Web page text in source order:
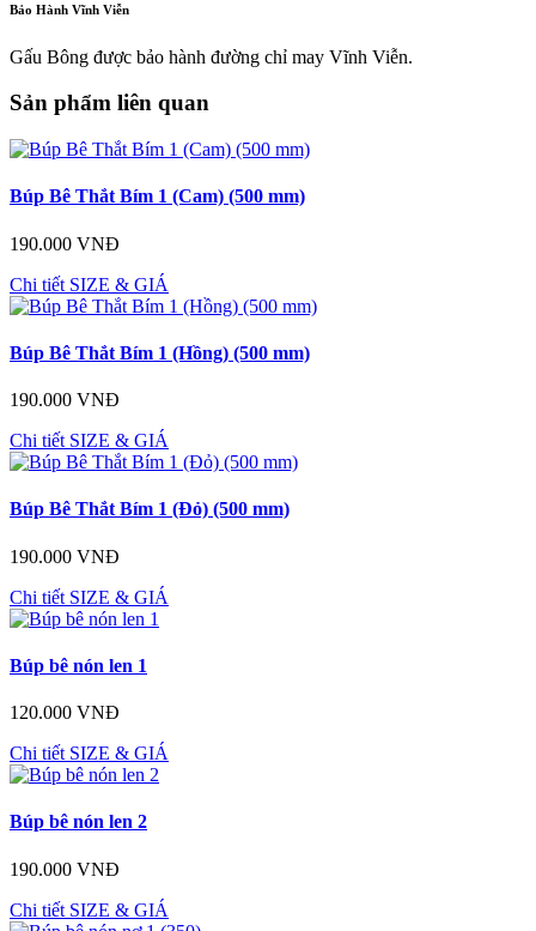
Bảo Hành Vĩnh Viễn
Gấu Bông được bảo hành đường chỉ may Vĩnh Viễn.
Sản phẩm liên quan
Búp Bê Thắt Bím 1 (Cam) (500 mm)
190.000 VNĐ
Chi tiết SIZE & GIÁ
Búp Bê Thắt Bím 1 (Hồng) (500 mm)
190.000 VNĐ
Chi tiết SIZE & GIÁ
Búp Bê Thắt Bím 1 (Đỏ) (500 mm)
190.000 VNĐ
Chi tiết SIZE & GIÁ
Búp bê nón len 1
120.000 VNĐ
Chi tiết SIZE & GIÁ
Búp bê nón len 2
190.000 VNĐ
Chi tiết SIZE & GIÁ